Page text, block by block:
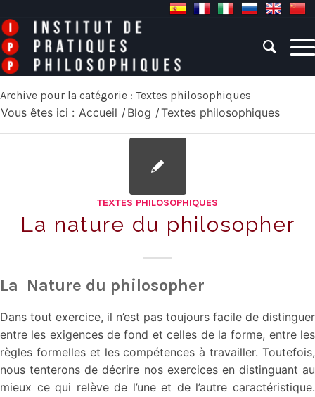
Archive pour la catégorie : Textes philosophiques
Vous êtes ici : Accueil / Blog /Textes philosophiques
TEXTES PHILOSOPHIQUES
La nature du philosopher
La Nature du philosopher
Dans tout exercice, il n’est pas toujours facile de distinguer
entre les exigences de fond et celles de la forme, entre les
règles formelles et les compétences à travailler. Toutefois,
nous tenterons de décrire nos exercices en distinguant au
mieux ce qui relève de l’une et de l’autre caractéristique.